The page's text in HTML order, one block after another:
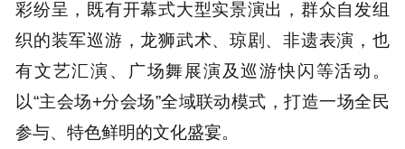
彩纷呈，既有开幕式大型实景演出，群众自发组
织的装军巡游，龙狮武术、琼剧、非遗表演，也
有文艺汇演、广场舞展演及巡游快闪等活动。
以“主会场+分会场”全域联动模式，打造一场全民
参与、特色鲜明的文化盛宴。